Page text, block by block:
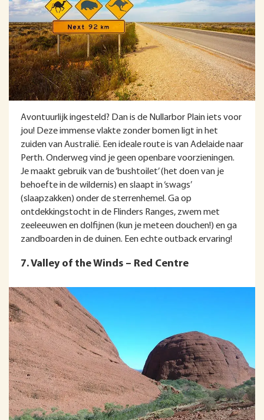
Avontuurlijk ingesteld? Dan is de Nullarbor Plain iets voor
jou! Deze immense vlakte zonder bomen ligt in het
zuiden van Australië. Een ideale route is van Adelaide naar
Perth. Onderweg vind je geen openbare voorzieningen.
Je maakt gebruik van de ‘bushtoilet’ (het doen van je
behoefte in de wildernis) en slaapt in ‘swags’
(slaapzakken) onder de sterrenhemel. Ga op
ontdekkingstocht in de Flinders Ranges, zwem met
zeeleeuwen en dolfijnen (kun je meteen douchen!) en ga
zandboarden in de duinen. Een echte outback ervaring!
7. Valley of the Winds – Red Centre